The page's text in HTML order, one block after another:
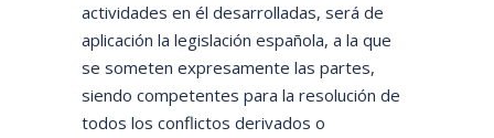
actividades en él desarrolladas, será de
aplicación la legislación española, a la que
se someten expresamente las partes,
siendo competentes para la resolución de
todos los conflictos derivados o